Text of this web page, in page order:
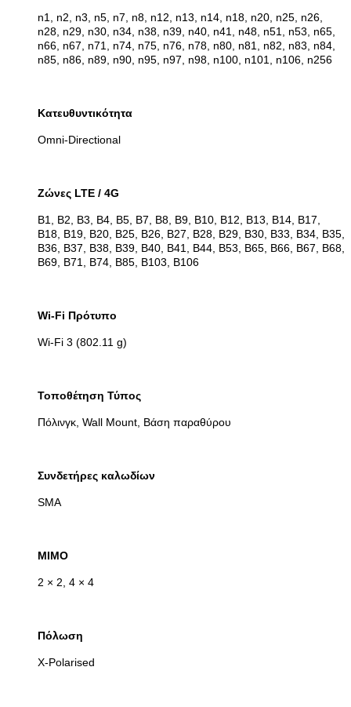
n1, n2, n3, n5, n7, n8, n12, n13, n14, n18, n20, n25, n26,
n28, n29, n30, n34, n38, n39, n40, n41, n48, n51, n53, n65,
n66, n67, n71, n74, n75, n76, n78, n80, n81, n82, n83, n84,
n85, n86, n89, n90, n95, n97, n98, n100, n101, n106, n256
Κατευθυντικότητα
Omni-Directional
Ζώνες LTE / 4G
B1, B2, B3, B4, B5, B7, B8, B9, B10, B12, B13, B14, B17,
B18, B19, B20, B25, B26, B27, B28, B29, B30, B33, B34, B35,
B36, B37, B38, B39, B40, B41, B44, B53, B65, B66, B67, B68,
B69, B71, B74, B85, B103, B106
Wi-Fi Πρότυπο
Wi-Fi 3 (802.11 g)
Τοποθέτηση Τύπος
Πόλινγκ, Wall Mount, Βάση παραθύρου
Συνδετήρες καλωδίων
SMA
MIMO
2 × 2, 4 × 4
Πόλωση
X-Polarised